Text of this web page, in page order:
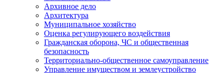
Архивное дело
Архитектура
Муниципальное хозяйство
Оценка регулирующего воздействия
Гражданская оборона, ЧС и общественная
безопасность
Территориально-общественное самоуправление
Управление имуществом и землеустройство